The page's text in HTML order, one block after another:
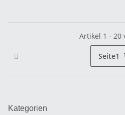
Artikel 1 - 20
Seite1
Kategorien